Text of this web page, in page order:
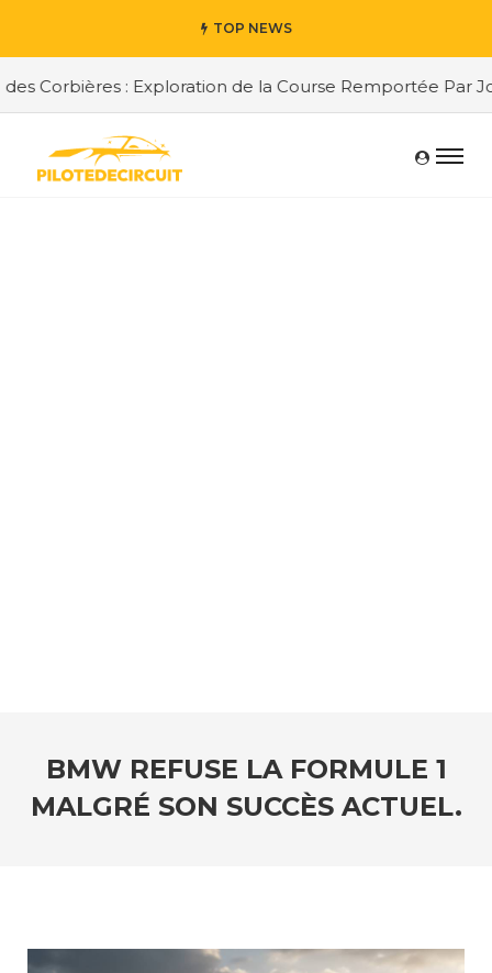
TOP NEWS
Corbières : Exploration de la Course Remportée Par
BMW REFUSE LA FORMULE 1
MALGRÉ SON SUCCÈS ACTUEL.